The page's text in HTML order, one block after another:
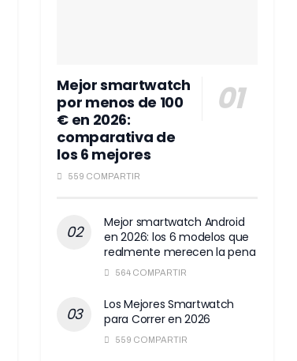
Mejor smartwatch
por menos de 100
€ en 2026:
comparativa de
los 6 mejores
559 COMPARTIR
Mejor smartwatch Android
en 2026: los 6 modelos que
realmente merecen la pena
564 COMPARTIR
Los Mejores Smartwatch
para Correr en 2026
559 COMPARTIR